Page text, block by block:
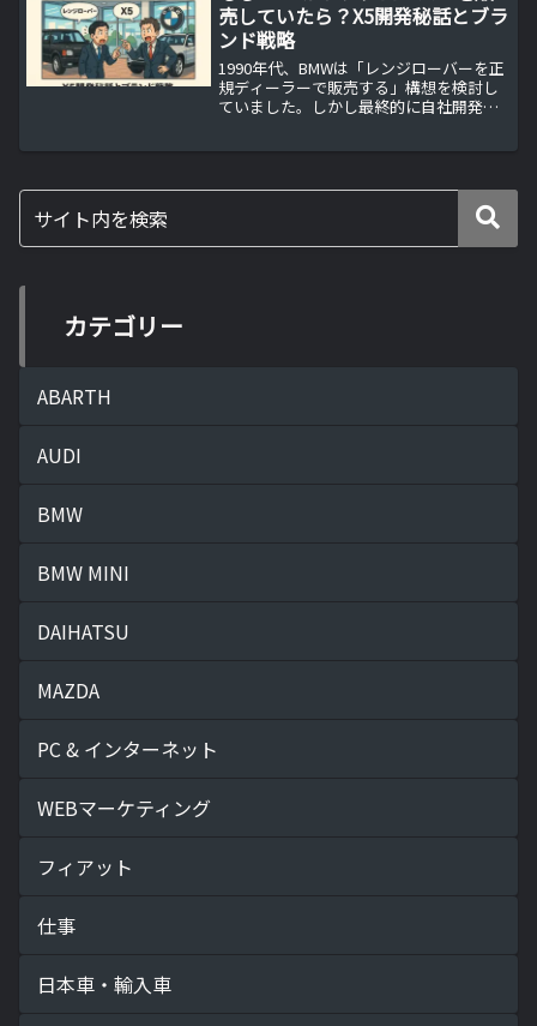
売していたら？X5開発秘話とブラ
ンド戦略
1990年代、BMWは「レンジローバーを正
規ディーラーで販売する」構想を検討し
ていました。しかし最終的に自社開発の
カテゴリー
ABARTH
AUDI
BMW
BMW MINI
DAIHATSU
MAZDA
PC & インターネット
WEBマーケティング
フィアット
仕事
日本車・輸入車